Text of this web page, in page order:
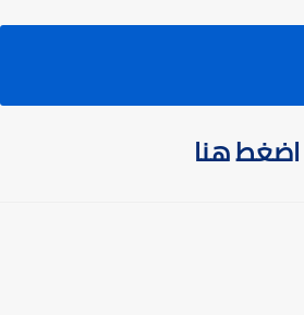
اضغط هنا